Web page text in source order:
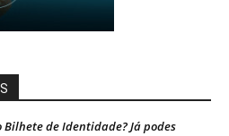
Bilhete de Identidade? Já podes